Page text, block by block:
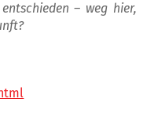
– weg hier,